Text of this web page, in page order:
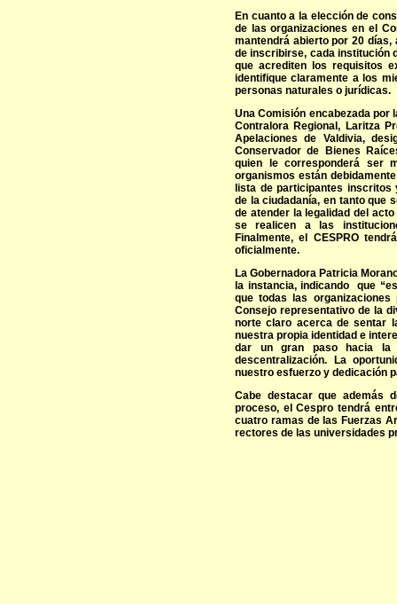
En cuanto a la elección de
de las organizaciones en el
mantendrá abierto por 20
de inscribirse, cada institución
que acrediten los requisitos
identifique claramente a los
personas naturales o jurídicas.
Una Comisión encabezada por
Contralora Regional, Laritza
Apelaciones de Valdivia,
Conservador de Bienes
quien le corresponderá ser
organismos están
lista de participantes
de la ciudadanía, en tanto que
de atender la legalidad del
se realicen a las
Finalmente, el CESPRO
oficialmente.
La Gobernadora Patricia
la instancia, indicando que
que todas las
Consejo representativo de la
norte claro acerca de sentar
nuestra propia identidad e
dar un gran paso hacia la
descentralización. La
nuestro esfuerzo y dedicación
Cabe destacar que además
proceso, el Cespro tendrá
cuatro ramas de las Fuerzas
rectores de las universidades